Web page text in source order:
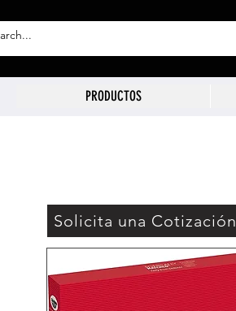
PRODUCTOS
Solicita una Cotización